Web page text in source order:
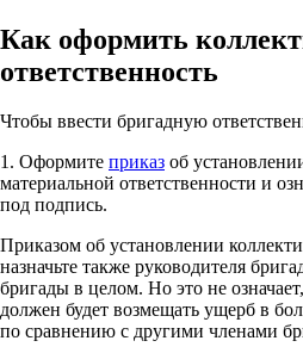
Как оформить
ответственность
Чтобы ввести бригадную
1. Оформите приказ об
материальной ответственности и
под подпись.
Приказом об установлении
назначьте также руководителя
бригады в целом. Но это не
должен будет возмещать ущерб в
по сравнению с другими членами